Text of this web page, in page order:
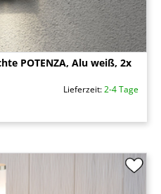
POTENZA, Alu weiß, 2x
Lieferzeit:2-4 Tage